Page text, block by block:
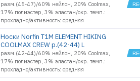
разм.(45-47)/60% нейлон, 20% Coolmax,
17% полиэстер, 3% эластан/окр. темп.:
прохладно/активность: средняя
Носки Norfin T1M ELEMENT HIKING
COOLMAX CREW р.(42-44) L
разм.(42-44)/60% нейлон, 20% Coolmax,
17% полиэстер, 3% эластан/окр. темп.:
прохладно/активность: средняя